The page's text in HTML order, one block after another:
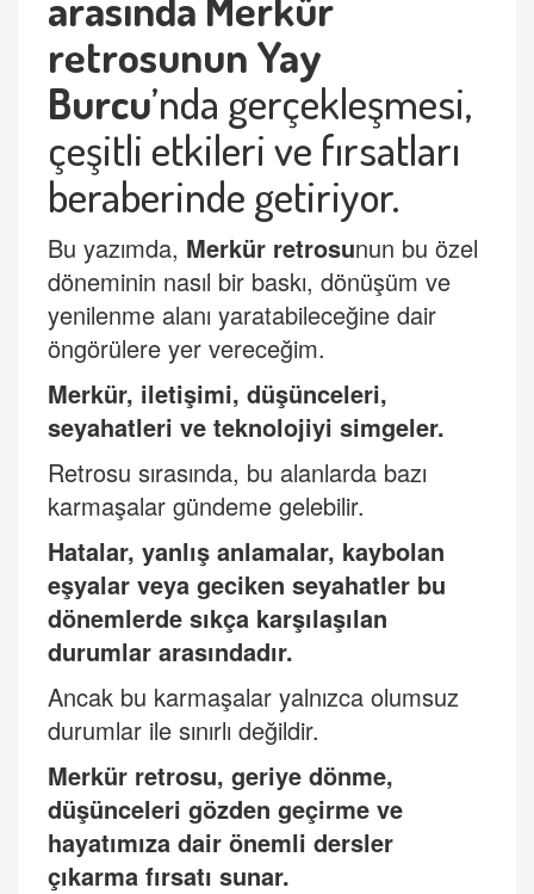
retrosunun Yay
Burcu’nda gerçekleşmesi,
çeşitli etkileri ve fırsatları
beraberinde getiriyor.
Bu yazımda, Merkür retrosunun bu özel
döneminin nasıl bir baskı, dönüşüm ve
yenilenme alanı yaratabileceğine dair
öngörülere yer vereceğim.
Merkür, iletişimi, düşünceleri,
seyahatleri ve teknolojiyi simgeler.
Retrosu sırasında, bu alanlarda bazı
karmaşalar gündeme gelebilir.
Hatalar, yanlış anlamalar, kaybolan
eşyalar veya geciken seyahatler bu
dönemlerde sıkça karşılaşılan
durumlar arasındadır.
Ancak bu karmaşalar yalnızca olumsuz
durumlar ile sınırlı değildir.
Merkür retrosu, geriye dönme,
düşünceleri gözden geçirme ve
hayatımıza dair önemli dersler
çıkarma fırsatı sunar.